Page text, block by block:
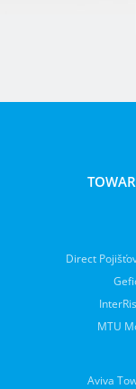
Direct
MTU
Aviva